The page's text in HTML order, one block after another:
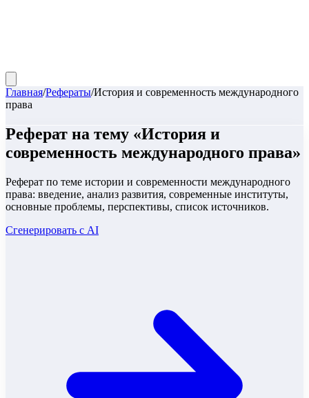
Главная/Рефераты/История и современность международного
права
Реферат на тему «История и
современность международного права»
Реферат по теме истории и современности международного
права: введение, анализ развития, современные институты,
основные проблемы, перспективы, список источников.
Сгенерировать с AI